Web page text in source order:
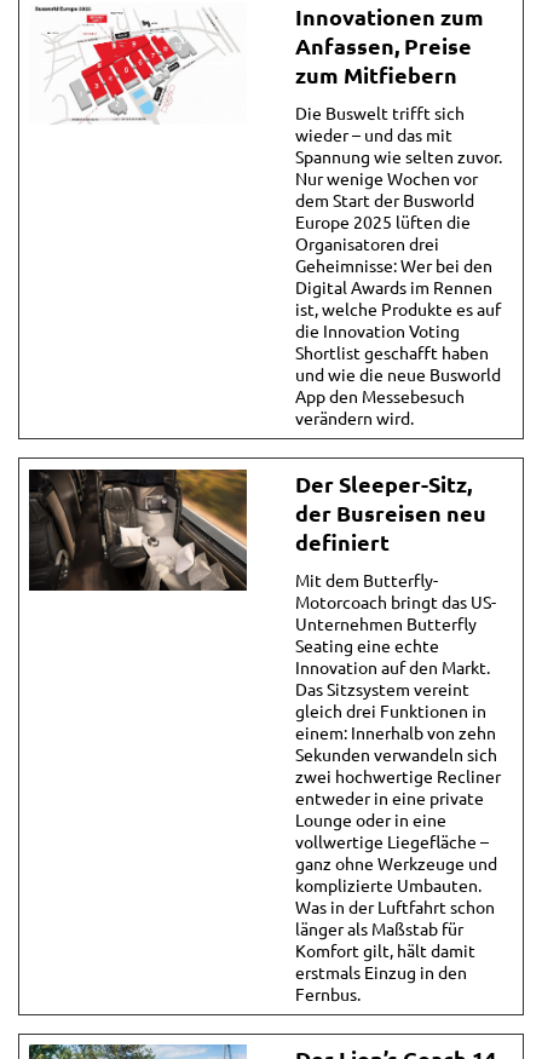
Innovationen zum
Anfassen, Preise
zum Mitfiebern
Die Buswelt trifft sich
wieder – und das mit
Spannung wie selten zuvor.
Nur wenige Wochen vor
dem Start der Busworld
Europe 2025 lüften die
Organisatoren drei
Geheimnisse: Wer bei den
Digital Awards im Rennen
ist, welche Produkte es auf
die Innovation Voting
Shortlist geschafft haben
und wie die neue Busworld
App den Messebesuch
verändern wird.
Der Sleeper-Sitz,
der Busreisen neu
definiert
Mit dem Butterfly-
Motorcoach bringt das US-
Unternehmen Butterfly
Seating eine echte
Innovation auf den Markt.
Das Sitzsystem vereint
gleich drei Funktionen in
einem: Innerhalb von zehn
Sekunden verwandeln sich
zwei hochwertige Recliner
entweder in eine private
Lounge oder in eine
vollwertige Liegefläche –
ganz ohne Werkzeuge und
komplizierte Umbauten.
Was in der Luftfahrt schon
länger als Maßstab für
Komfort gilt, hält damit
erstmals Einzug in den
Fernbus.